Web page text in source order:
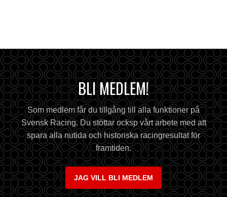
BLI MEDLEM!
Som medlem får du tillgång till alla funktioner på
Svensk Racing. Du stöttar ocksp vårt arbete med att
spara alla nutida och historiska racingresultat för
framtiden.
JAG VILL BLI MEDLEM